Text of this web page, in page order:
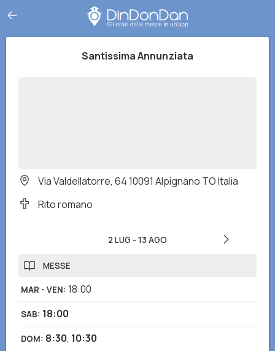
Santissima Annunziata
Via Valdellatorre, 64 10091 Alpignano TO Italia
Rito romano
2 LUG - 13 AGO
MESSE
MAR - VEN: 18:00
SAB: 18:00
DOM: 8:30, 10:30